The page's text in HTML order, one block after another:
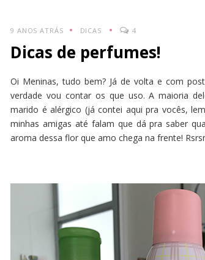
9 ANOS ATRÁS DICAS 4
Dicas de perfumes!
Oi Meninas, tudo bem? Já de volta e com
verdade vou contar os que uso. A maioria
marido é alérgico (já contei aqui pra vocês,
minhas amigas até falam que dá pra saber
aroma dessa flor que amo chega na frente!